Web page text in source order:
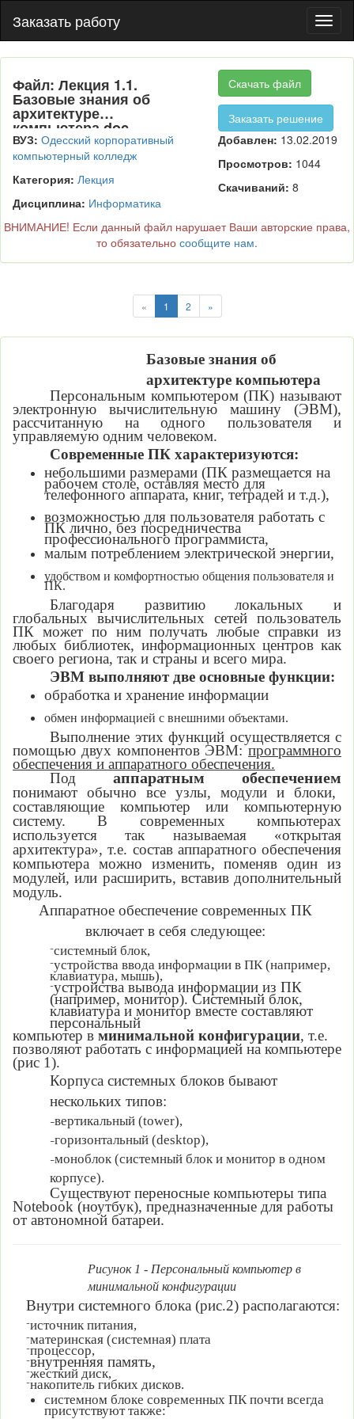
Заказать работу
Файл: Лекция 1.1.
Базовые знания об
архитектуре
компьютера.doc
Скачать файл
Заказать решение
ВУЗ: Одесский корпоративный
компьютерный колледж
Категория: Лекция
Дисциплина: Информатика
Добавлен: 13.02.2019
Просмотров: 1044
Скачиваний: 8
ВНИМАНИЕ! Если данный файл нарушает Ваши авторские права,
то обязательно сообщите нам.
« 1 2 »
Базовые знания об
архитектуре компьютера
Персональным компьютером (ПК) называют
электронную вычислительную машину (ЭВМ),
рассчитанную на одного пользователя и
управляемую одним человеком.
Современные ПК характеризуются:
небольшими размерами (ПК размещается на
рабочем столе, оставляя место для
телефонного аппарата, книг, тетрадей и т.д.),
возможностью для пользователя работать с
ПК лично, без посредничества
профессионального программиста,
малым потреблением электрической энергии,
удобством и комфортностью общения пользователя и
ПК.
Благодаря развитию локальных и
глобальных вычислительных сетей пользователь
ПК может по ним получать любые справки из
любых библиотек, информационных центров как
своего региона, так и страны и всего мира.
ЭВМ выполняют две основные функции:
обработка и хранение информации
обмен информацией с внешними объектами.
Выполнение этих функций осуществляется с
помощью двух компонентов ЭВМ:программного
обеспечения и аппаратного обеспечения.
Подаппаратным обеспечением
понимают обычно все узлы, модули и блоки,
составляющие компьютер или компьютерную
систему. В современных компьютерах
используется так называемая «открытая
архитектура», т.е. состав аппаратного обеспечения
компьютера можно изменить, поменяв один из
модулей, или расширить, вставив дополнительный
модуль.
Аппаратное обеспечение современных ПК
включает в себя следующее:
–системный блок,
–устройства ввода информации в ПК (например,
клавиатура, мышь),
–устройства вывода информации из ПК
(например, монитор). Системный блок,
клавиатура и монитор вместе составляют
персональный
компьютер в минимальной конфигурации, т.е.
позволяют работать с информацией на компьютере
(рис 1).
Корпуса системных блоков бывают
нескольких типов:
–вертикальный (tower),
–горизонтальный (desktop),
–моноблок (системный блок и монитор в одном
корпусе).
Существуют переносные компьютеры типа
Notebook (ноутбук), предназначенные для работы
от автономной батареи.
Рисунок 1 - Персональный компьютер в
минимальной конфигурации
Внутри системного блока (рис.2) располагаются:
–источник питания,
–материнская (системная) плата
–процессор,
–внутренняя память,
–жесткий диск,
–накопитель гибких дисков.
системном блоке современных ПК почти всегда
присутствуют также: